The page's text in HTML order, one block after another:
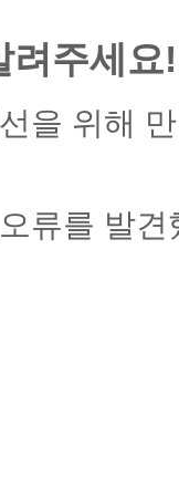
려주세요!
을 위해
류를 발